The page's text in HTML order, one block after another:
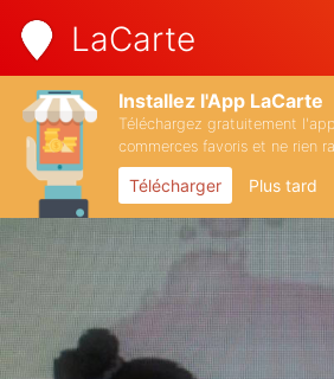
LaCarte
Installez l'App LaCarte
Téléchargez gratuitement
commerces favoris et ne rien
Télécharger Plus tard